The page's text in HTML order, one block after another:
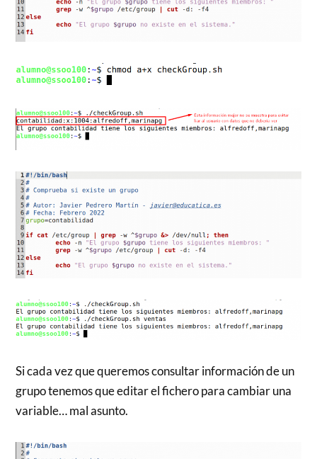
Si cada vez que queremos consultar información de un
grupo tenemos que editar el fichero para cambiar una
variable… mal asunto.